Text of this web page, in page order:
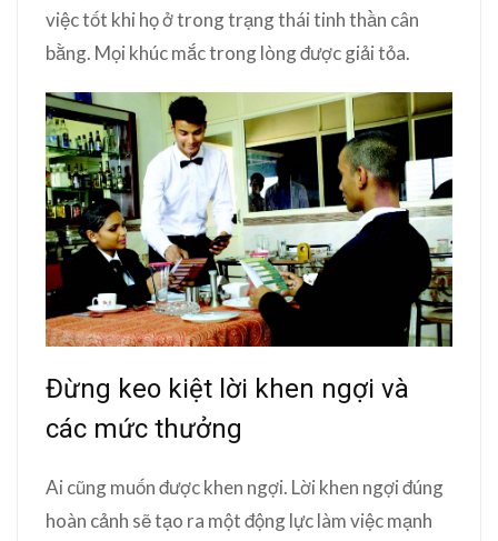
việc tốt khi họ ở trong trạng thái tinh thần cân
bằng. Mọi khúc mắc trong lòng được giải tỏa.
Đừng keo kiệt lời khen ngợi và
các mức thưởng
Ai cũng muốn được khen ngợi. Lời khen ngợi đúng
hoàn cảnh sẽ tạo ra một động lực làm việc mạnh